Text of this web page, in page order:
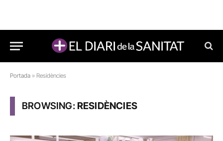
Portada » Residències
BROWSING:RESIDÈNCIES